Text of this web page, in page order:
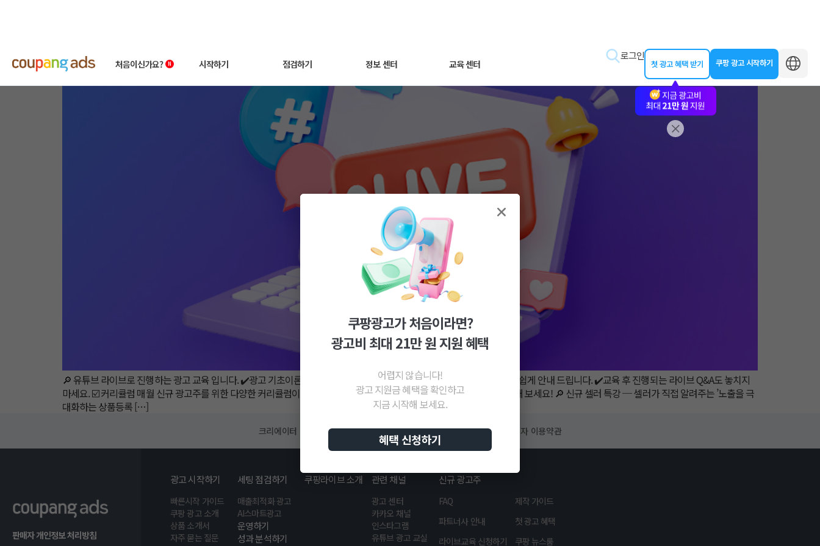
처음이신가요? 시작하기
빠른시작 가이드
점검하기
세팅 점검하기
매출최적화 광고
AI스마트광고
성과 분석하기
정보 센터
쿠팡라이브 소개
교육 센터
웨비나
바로가기
왕초보 클래스
동영상 교육
제작 가이드
로그인
첫 광고 혜택 받기 쿠팡 광고 시작하기
■ 11월 무료 온라인 광고 교육 – 선착순 접수
🔎 유튜브 라이브로 진행하는 광고 교육 입니다. ✔️광고 기초이론 부터 등록 방법까지! ✔️초보 광고주 분들의 눈높이에 맞춰 쉽게 안내 드립니다. ✔️교육 후 진행되는 라이브 Q&A도 놓치지
마세요. ☑️ 커리큘럼 매월 신규 광고주를 위한 다양한 커리큘럼이 마련되어 있습니다. 각 교육에서 다루는 주요 내용을 확인해 보세요! 🔎 신규 셀러 특강 ─ 셀러가 직접 알려주는 ’노출을 극
대화하는 상품등록 […]
크리에이터 이용약관 크리에이터 서비스 이용 정책 판매자 이용약관
판매자 개인정보 처리방침
광고 시작하기
빠른시작 가이드
쿠팡 광고 소개
상품 소개서
자주 묻는 질문
세팅 점검하기
매출최적화 광고
AI스마트광고
운영하기
성과 분석하기
쿠팡라이브 소개 관련 채널
광고 센터
카카오 채널
인스타그램
유튜브 광고 교실
신규 광고주
FAQ
제작 가이드
파트너사 안내
첫 광고 혜택
라이브교육 신청하기
쿠팡 뉴스룸
쿠팡광고가 처음이라면?
광고비 최대 21만 원 지원 혜택
어렵지 않습니다!
광고 지원금 혜택을 확인하고
지금 시작해 보세요.
혜택 신청하기